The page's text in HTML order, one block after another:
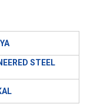
STEEL